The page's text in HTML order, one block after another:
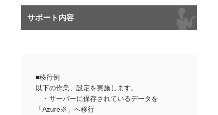
サポート内容
■移行例
以下の作業、設定を実施します。
・サーバーに保存されているデータを
「Azure※」へ移行